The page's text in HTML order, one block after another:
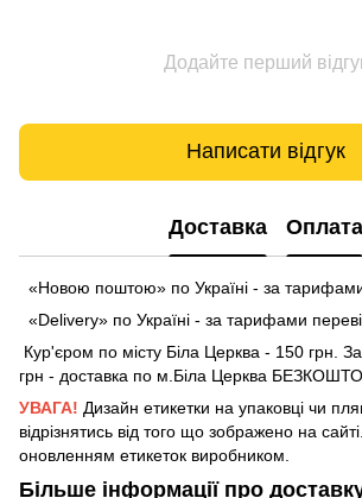
Додайте перший
Написати відгук
Доставка Оплата
«Новою поштою» по Україні - за тарифами
«Delivery» по Україні - за тарифами
Кур'єром по місту Біла Церква - 150 грн.
грн - доставка по м.Біла Церква
УВАГА! Дизайн етикетки на упаковці чи
відрізнятись від того що зображено на
оновленням етикеток виробником.
Більше інформації про